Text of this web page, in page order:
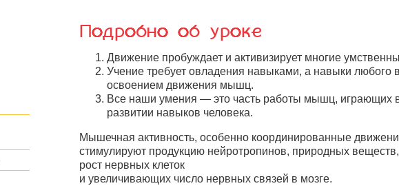
Подробно об уроке
Движение пробуждает и активизирует многие
Учение требует овладения навыками, а навыки любого
освоением движения мышц.
Все наши умения — это часть работы мышц, играющих
развитии навыков человека.
Мышечная активность, особенно координированные
стимулируют продукцию нейротропинов, природных
рост нервных клеток
и увеличивающих число нервных связей в мозге.